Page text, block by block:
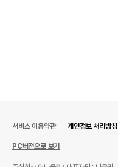
서비스 이용약관 개인정보 처리방침
PC버전으로 보기